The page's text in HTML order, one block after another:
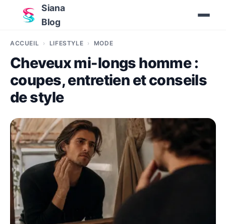
Siana
Blog
ACCUEIL LIFESTYLE MODE
Cheveux mi-longs homme :
coupes, entretien et conseils
de style